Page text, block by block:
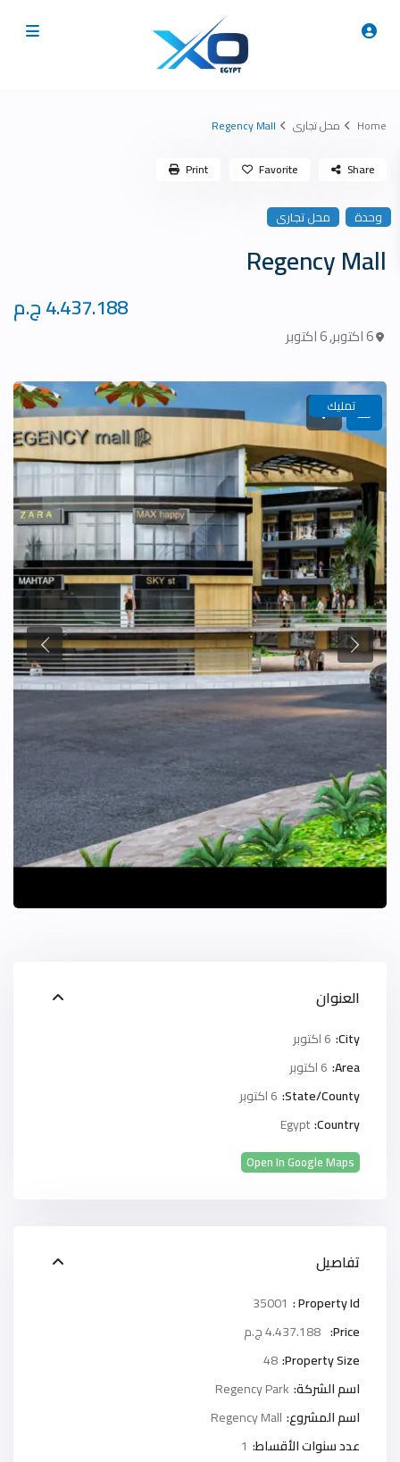
Home محل تجارى Regency Mall
وحدة محل تجارى
Regency Mall
6 اكتوبر ,6 اكتوبر
Share
Favorite
Print
تمليك
العنوان
City: 6 اكتوبر
Area: 6 اكتوبر
State/County: 6 اكتوبر
Country:
Egypt
Open In Google Maps
تفاصيل
Property Id :
35001
Price: 4.437.188 ج.م
Property Size:
48
اسم الشركة: Regency Park
اسم المشروع: Regency Mall
عدد سنوات الأقساط: 1